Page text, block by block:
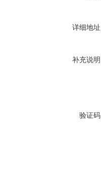
详细地
补充说
验证